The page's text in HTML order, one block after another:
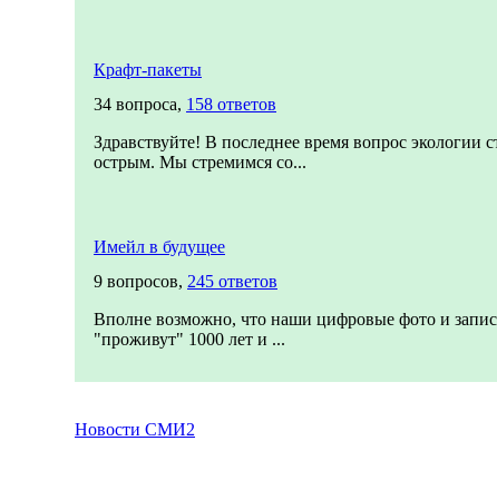
Крафт-пакеты
34 вопроса, 158 ответов
Здравствуйте! В последнее время вопрос экологии
острым. Мы стремимся со...
Имейл в будущее
9 вопросов, 245 ответов
Вполне возможно, что наши цифровые фото и
"проживут" 1000 лет и ...
Новости СМИ2